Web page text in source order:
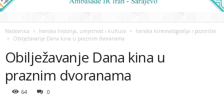
Naslovnica Iranska historija, umjetnost i kultura
Iranska kinematografija i pozorište
Obilježavanje Dana kina u praznim dvoranama
Obilježavanje Dana kina u
praznim dvoranama
64 0